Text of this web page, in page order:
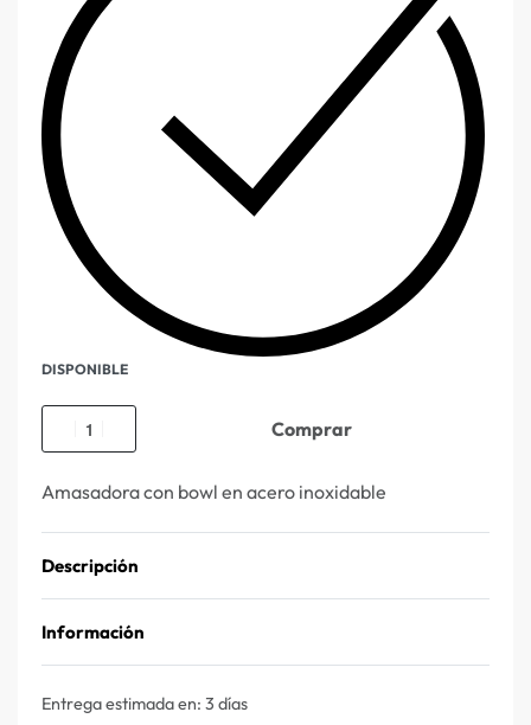
DISPONIBLE
Comprar
Amasadora con bowl en acero inoxidable
Descripción
Información
Entrega estimada en: 3 días